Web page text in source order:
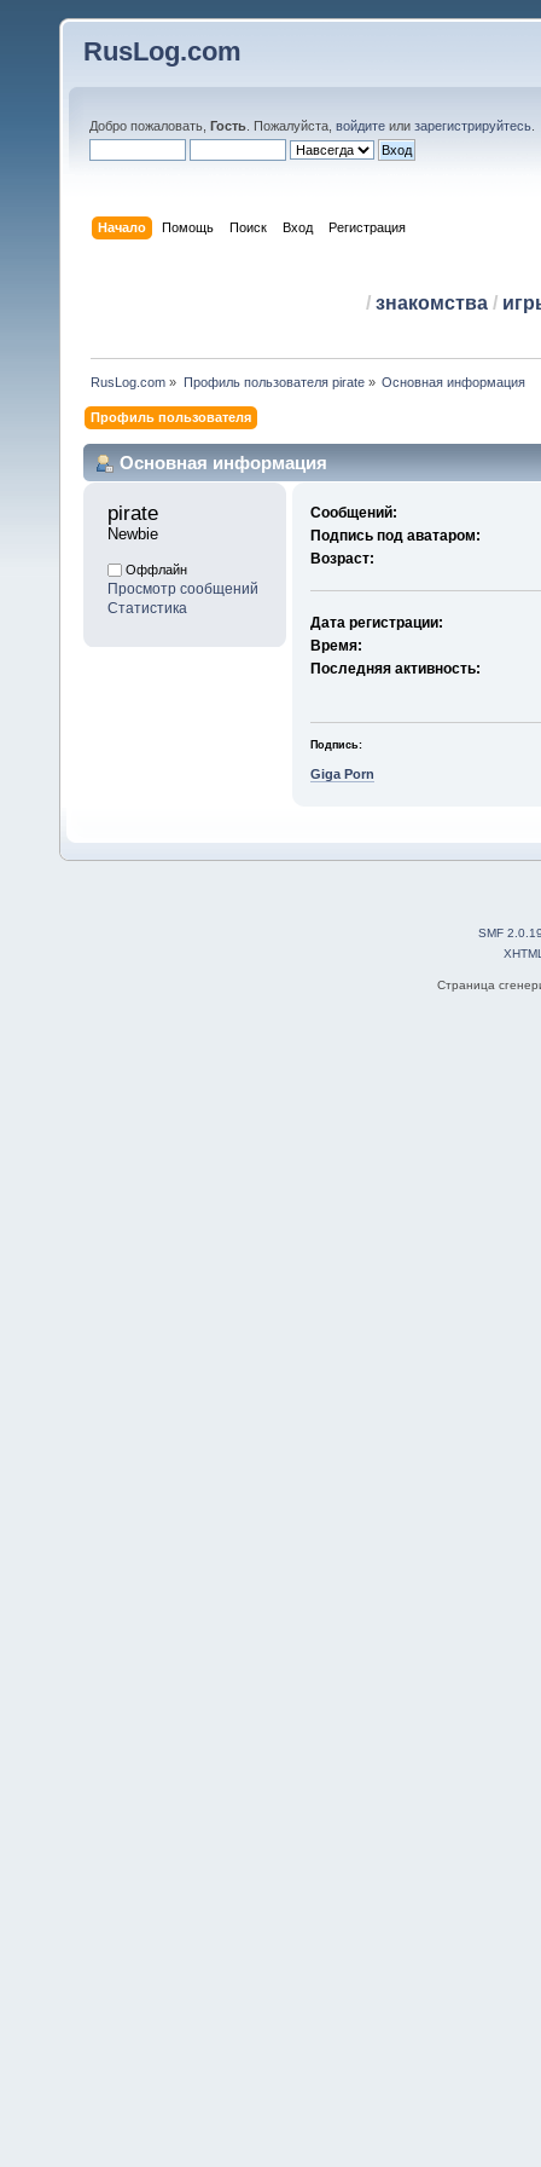
RusLog.com
Добро пожаловать, Гость . Пожалуйста, войдите или зарегистрируйтесь
Начало Помощь Поиск Вход Регистрация
/ знакомства/
RusLog.com » Профиль пользователя pirate» Основная информация
Профиль пользователя
Основная информация
pirate
Newbie
Оффлайн
Просмотр сообщений
Статистика
Сообщений:
Подпись под аватаром:
Возраст:
Дата регистрации:
Время:
Последняя активность:
Подпись:
Giga Porn
SMF
Страница